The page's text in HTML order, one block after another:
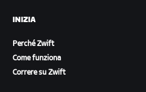
INIZIA
Perché Zwift
Come funziona
Correre su Zwift